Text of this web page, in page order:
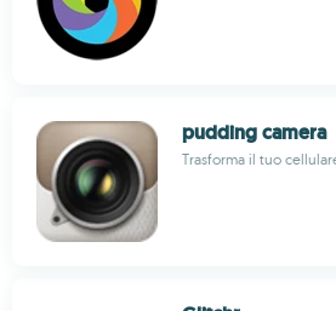
pudding camera
Trasforma il tuo